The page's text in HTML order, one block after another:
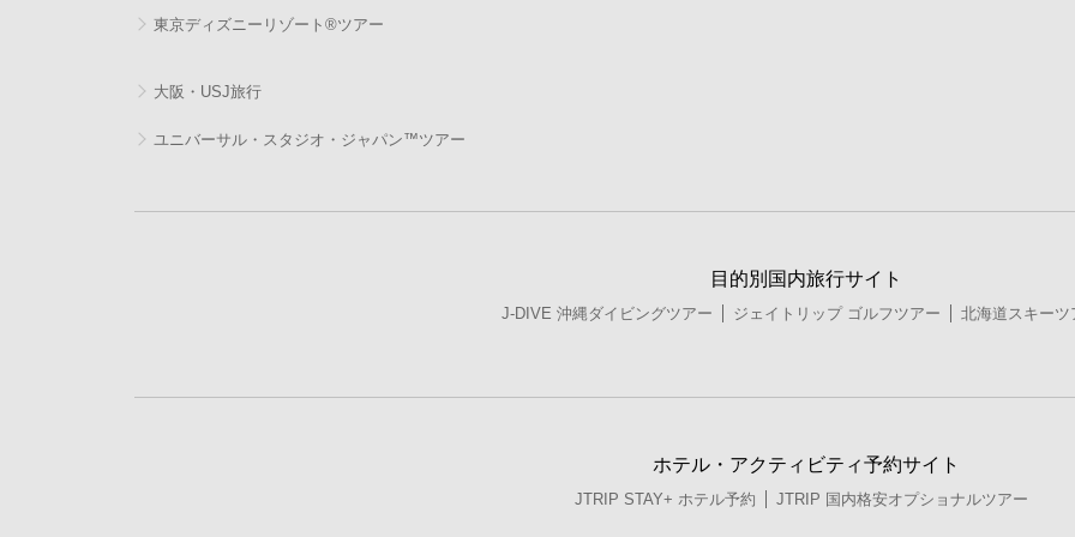
東京ディズニーリゾート®ツアー
大阪・USJ旅行
ユニバーサル・スタジオ・ジャパン™ツアー
目的別国内旅行サイト
J-DIVE 沖縄ダイビングツアー ジェイトリップ ゴルフツアー 北海道スキーツ
ホテル・アクティビティ予約サイト
JTRIP STAY+ ホテル予約 JTRIP 国内格安オプショナルツアー